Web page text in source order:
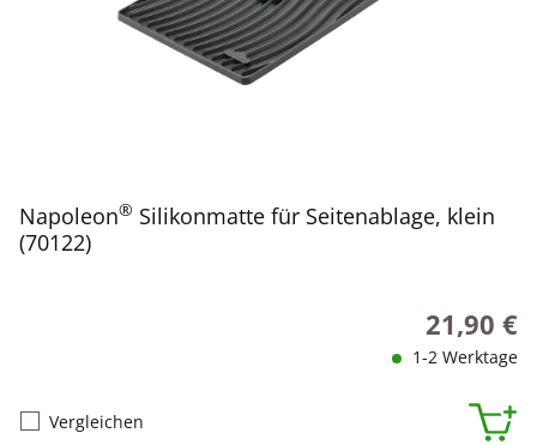
Napoleon® Silikonmatte für Seitenablage, klein
(70122)
Regulärer
21,90 €
1-2 Werktage
Vergleichen